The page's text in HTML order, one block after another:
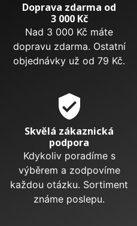
Doprava zdarma od
3 000 Kč
Nad 3 000 Kč máte
dopravu zdarma. Ostatní
objednávky už od 79 Kč.
verified_user
Skvělá zákaznická
podpora
Kdykoliv poradíme s
výběrem a zodpovíme
každou otázku. Sortiment
známe poslepu.